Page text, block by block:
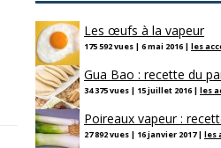
Les œufs à la vapeur
175 592 vues | 6 mai 2016 | les
Gua Bao : recette du
34 375 vues | 15 juillet 2016 | les
Poireaux vapeur :
27 892 vues | 16 janvier 2017| les